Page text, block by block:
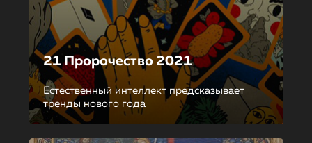
21 Пророчество 2021
Естественный интеллект предсказывает
тренды нового года